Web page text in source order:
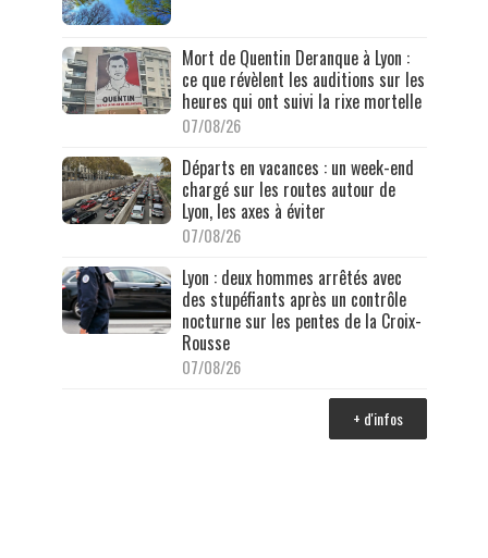
Mort de Quentin Deranque à Lyon :
ce que révèlent les auditions sur les
heures qui ont suivi la rixe mortelle
07/08/26
Départs en vacances : un week-end
chargé sur les routes autour de
Lyon, les axes à éviter
07/08/26
Lyon : deux hommes arrêtés avec
des stupéfiants après un contrôle
nocturne sur les pentes de la Croix-
Rousse
07/08/26
+ d'infos